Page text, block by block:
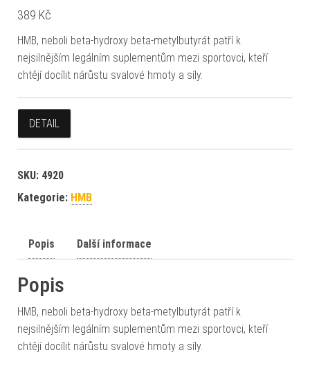
389 Kč
HMB, neboli beta-hydroxy beta-metylbutyrát patří k
nejsilnějším legálním suplementům mezi sportovci, kteří
chtějí docílit nárůstu svalové hmoty a síly.
DETAIL
SKU: 4920
Kategorie: HMB
Popis Další informace
Popis
HMB, neboli beta-hydroxy beta-metylbutyrát patří k
nejsilnějším legálním suplementům mezi sportovci, kteří
chtějí docílit nárůstu svalové hmoty a síly.